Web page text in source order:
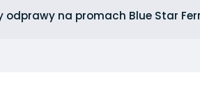
odprawy na promach Blue Star